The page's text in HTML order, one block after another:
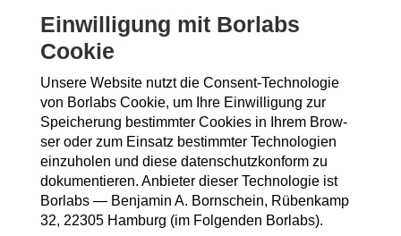
Ein­wil­li­gung mit Borlabs
Cookie
Unse­re Web­site nutzt die Con­sent-Tech­no­lo­gie
von Borlabs Coo­kie, um Ihre Ein­wil­li­gung zur
Spei­che­rung bestimm­ter Coo­kies in Ihrem Brow­
ser oder zum Ein­satz bestimm­ter Tech­no­lo­gien
ein­zu­ho­len und die­se daten­schutz­kon­form zu
doku­men­tie­ren. Anbie­ter die­ser Tech­no­lo­gie ist
Borlabs — Ben­ja­min A. Born­schein, Rüben­kamp
32, 22305 Ham­burg (im Fol­gen­den Borlabs).